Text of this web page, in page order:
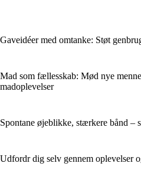
Gaveidéer med omtanke: Støt
Mad som fællesskab: Mød nye
madoplevelser
Spontane øjeblikke, stærkere bånd –
Udfordr dig selv gennem oplevelser